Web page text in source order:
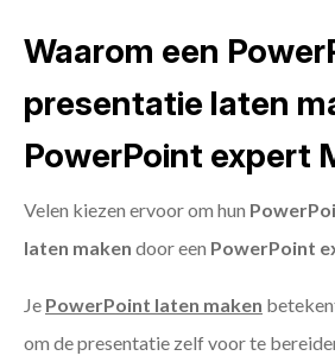
Waarom een
presentatie laten
PowerPoint expert
Velen kiezen ervoor om hun
laten maken door een PowerPoint
Je PowerPoint laten maken
om de presentatie zelf voor te